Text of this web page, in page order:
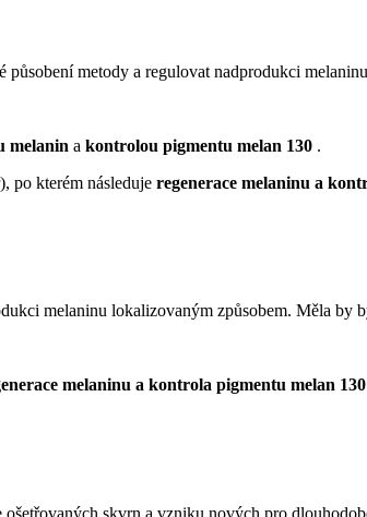
metody a regulovat nadprodukci
melanin a kontrolou pigmentu melan 130 .
po kterém následuje regenerace melaninu a
melaninu lokalizovaným způsobem. Měla by
melaninu a kontrola pigmentu melan
ošetřovaných skvrn a vzniku nových pro